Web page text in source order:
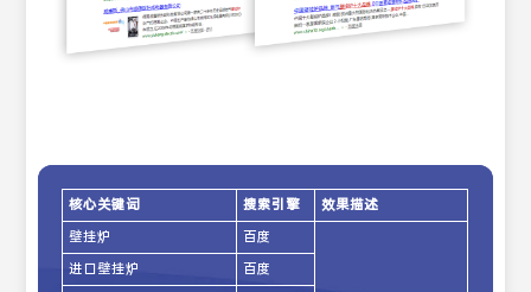
核心关键词 搜索引擎
效果描述
壁挂炉
百度
进口壁挂炉
百度